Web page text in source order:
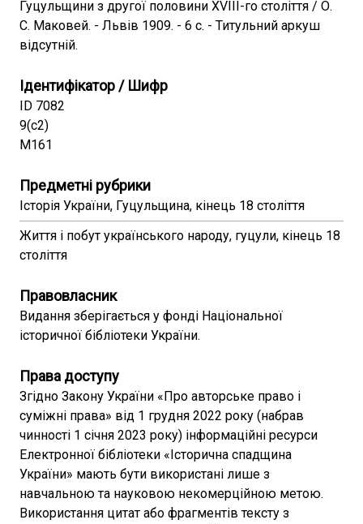
Гуцульщини з другої половини XVIII-го століття / О.
С. Маковей. - Львів 1909. - 6 с. - Титульний аркуш
відсутній.
Ідентифікатор / Шифр
ID 7082
9(с2)
М161
Предметні рубрики
Історія України, Гуцульщина, кінець 18 століття
Життя і побут українського народу, гуцули, кінець 18
століття
Правовласник
Видання зберігається у фонді Національної
історичної бібліотеки України.
Права доступу
Згідно Закону України «Про авторське право і
суміжні права» від 1 грудня 2022 року (набрав
чинності 1 січня 2023 року) інформаційні ресурси
Електронної бібліотеки «Історична спадщина
України» мають бути використані лише з
навчальною та науковою некомерційною метою.
Використання цитат або фрагментів тексту з